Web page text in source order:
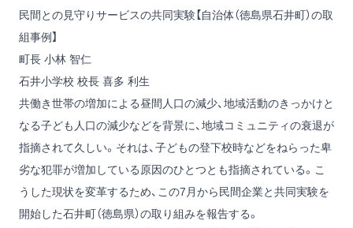
民間との見守りサービスの共同実験【自治体（徳島県石井町）の取
組事例】
町長 小林 智仁
石井小学校 校長 喜多 利生
共働き世帯の増加による昼間人口の減少、地域活動のきっかけと
なる子ども人口の減少などを背景に、地域コミュニティの衰退が
指摘されて久しい。それは、子どもの登下校時などをねらった卑
劣な犯罪が増加している原因のひとつとも指摘されている。こ
うした現状を変革するため、この7月から民間企業と共同実験を
開始した石井町（徳島県）の取り組みを報告する。